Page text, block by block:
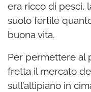
era ricco di pesci,
suolo fertile
buona vita.
Per permettere al
fretta il mercato
sull’altipiano in